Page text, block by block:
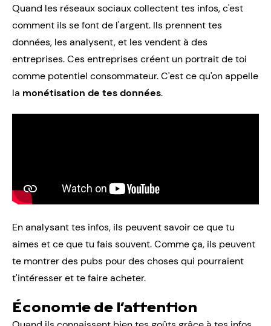
Quand les réseaux sociaux collectent tes infos, c'est
comment ils se font de l'argent. Ils prennent tes
données, les analysent, et les vendent à des
entreprises. Ces entreprises créent un portrait de toi
comme potentiel consommateur. C'est ce qu'on appelle
la monétisation de tes données.
En analysant tes infos, ils peuvent savoir ce que tu
aimes et ce que tu fais souvent. Comme ça, ils peuvent
te montrer des pubs pour des choses qui pourraient
t'intéresser et te faire acheter.
Économie de l’attention